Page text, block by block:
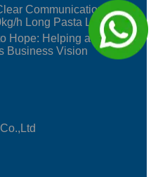
Communication
h Long Pasta Line
Hope: Helping a Sri
Business Vision